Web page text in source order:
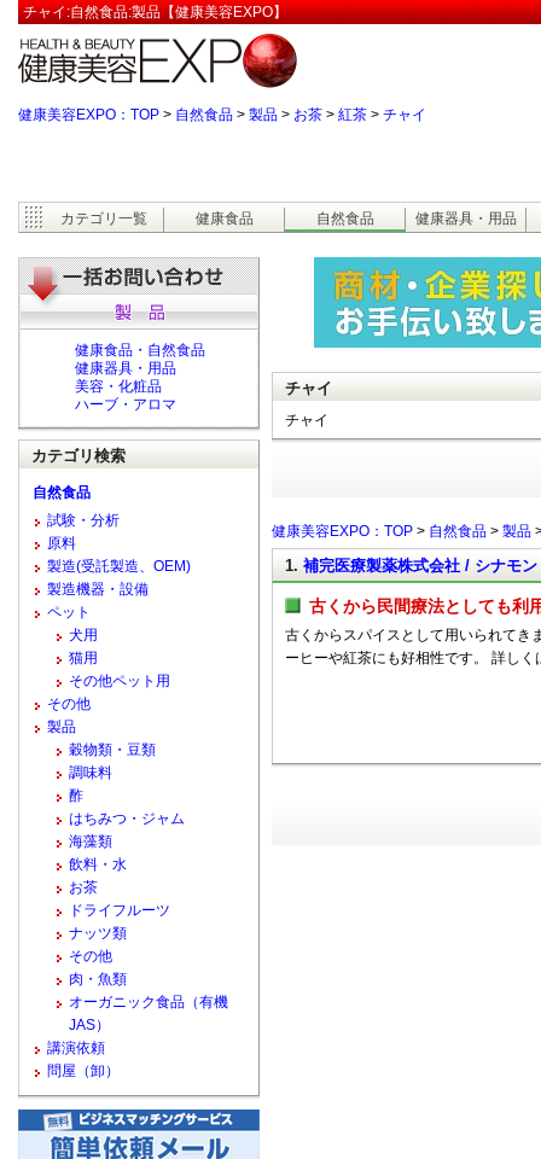
チャイ:自然食品:製品【健康美容EXPO】
健康美容EXPO：TOP > 自然食品 > 製品 > お茶 > 紅茶 > チャイ
カテゴリ一覧 健康食品 自然食品 健康器具・用品
チャイ
チャイ
健康美容EXPO：TOP > 自然食品 > 製品
1. 補完医療製薬株式会社 / シナモン
古くから民間療法としても利
古くからスパイスとして用いられてき
ーヒーや紅茶にも好相性です。 詳しく
健康食品・自然食品
健康器具・用品
美容・化粧品
ハーブ・アロマ
カテゴリ検索
自然食品
試験・分析
原料
製造(受託製造、OEM)
製造機器・設備
ペット
犬用
猫用
その他ペット用
その他
製品
穀物類・豆類
調味料
酢
はちみつ・ジャム
海藻類
飲料・水
お茶
ドライフルーツ
ナッツ類
その他
肉・魚類
オーガニック食品（有機
JAS）
講演依頼
問屋（卸）